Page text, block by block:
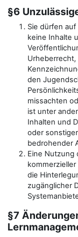
§6
Sie dürfen
keine Inhalte
den
missachten
ist unter
Inhalten und
oder
bedrohender
Eine Nutzung
die
zugänglicher
§7